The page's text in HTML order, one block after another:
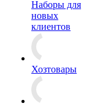
Наборы для
новых
клиентов
Хозтовары